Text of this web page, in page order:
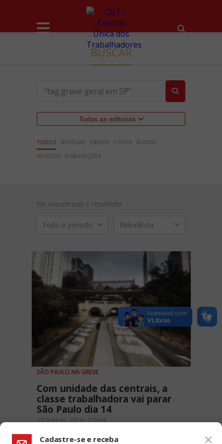
BUSCAR
Todas as editorias
TODOS NOTÍCIAS VÍDEOS FOTOS ÁUDIOS
ARTIGOS
PUBLICAÇÕES
Foi encontrado 1 resultado
Todo o período Relevância
SÃO PAULO NA GREVE
Com unidade das centrais, a
classe trabalhadora vai parar
São Paulo dia 14
07 JUNHO, 2019 - 17H18
Cadastre-se e receba